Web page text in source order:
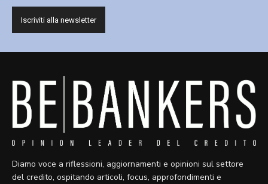
Diamo voce a riflessioni, aggiornamenti e opinioni sul settore
del credito, ospitando articoli, focus, approfondimenti e